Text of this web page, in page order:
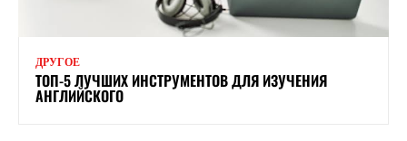
ДРУГОЕ
ТОП-5 ЛУЧШИХ ИНСТРУМЕНТОВ ДЛЯ ИЗУЧЕНИЯ
АНГЛИЙСКОГО